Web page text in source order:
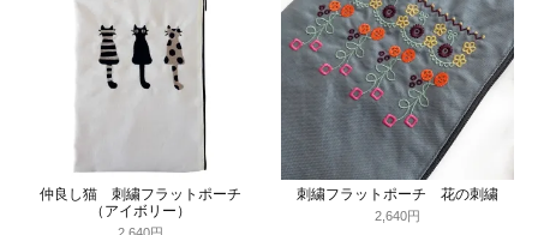
仲良し猫 刺繍フラットポーチ
（アイボリー）
刺繍フラットポーチ 花の刺繍
2,640円